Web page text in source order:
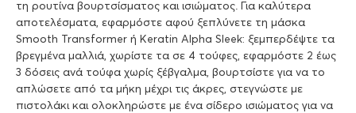
τη ρουτίνα βουρτσίσματος και ισιώματος. Για καλύτερα
αποτελέσματα, εφαρμόστε αφού ξεπλύνετε τη μάσκα
Smooth Transformer ή Keratin Alpha Sleek: ξεμπερδέψτε τα
βρεγμένα μαλλιά, χωρίστε τα σε 4 τούφες, εφαρμόστε 2 έως
3 δόσεις ανά τούφα χωρίς ξέβγαλμα, βουρτσίστε για να το
απλώσετε από τα μήκη μέχρι τις άκρες, στεγνώστε με
πιστολάκι και ολοκληρώστε με ένα σίδερο ισιώματος για να